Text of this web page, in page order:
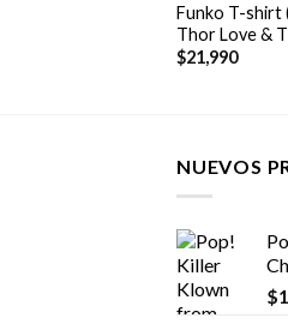
Funko T-shirt
Thor Love &
$21,990
NUEVOS
$